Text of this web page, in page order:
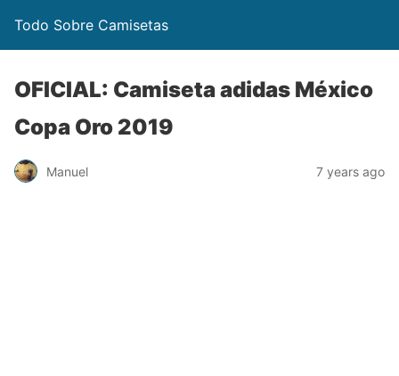
Todo Sobre Camisetas
OFICIAL: Camiseta adidas México
Copa Oro 2019
Manuel 7 years ago